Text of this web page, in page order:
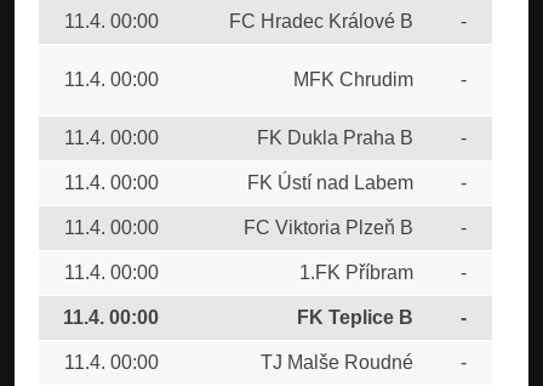
11.4. 00:00 FC Hradec Králové B -
11.4. 00:00 MFK Chrudim -
11.4. 00:00 FK Dukla Praha B -
11.4. 00:00 FK Ústí nad Labem -
11.4. 00:00 FC Viktoria Plzeň B -
11.4. 00:00 1.FK Příbram -
11.4. 00:00 FK Teplice B -
11.4. 00:00 TJ Malše Roudné -